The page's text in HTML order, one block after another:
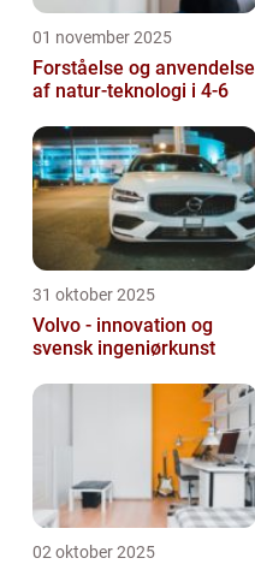
01 november 2025
Forståelse og anvendelse
af natur-teknologi i 4-6
31 oktober 2025
Volvo - innovation og
svensk ingeniørkunst
02 oktober 2025